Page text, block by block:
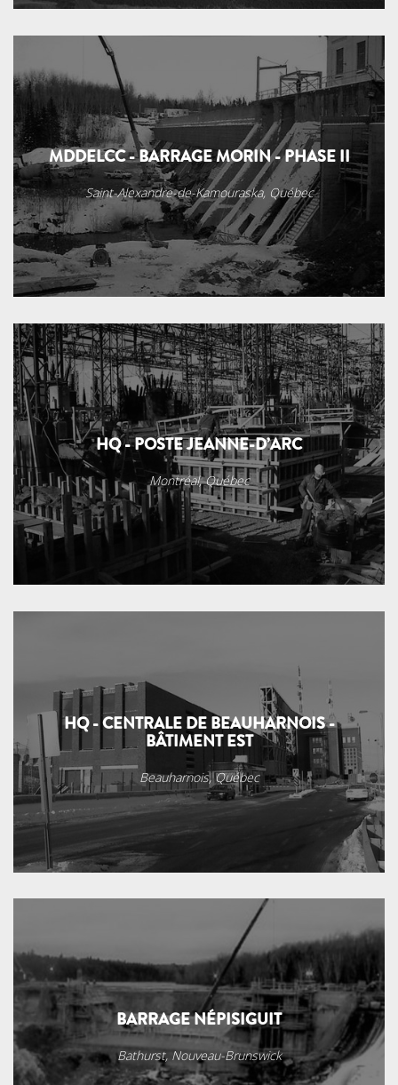
MDDELCC - BARRAGE MORIN - PHASE II
Saint-Alexandre-de-Kamouraska, Québec
HQ - POSTE JEANNE-D’ARC
Montréal, Québec
HQ - CENTRALE DE BEAUHARNOIS -
BÂTIMENT EST
Beauharnois, Québec
BARRAGE NÉPISIGUIT
Bathurst, Nouveau-Brunswick